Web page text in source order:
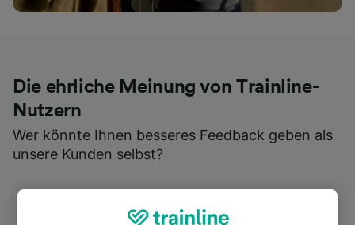
Die ehrliche Meinung von Trainline-
Nutzern
Wer könnte Ihnen besseres Feedback geben als
unsere Kunden selbst?